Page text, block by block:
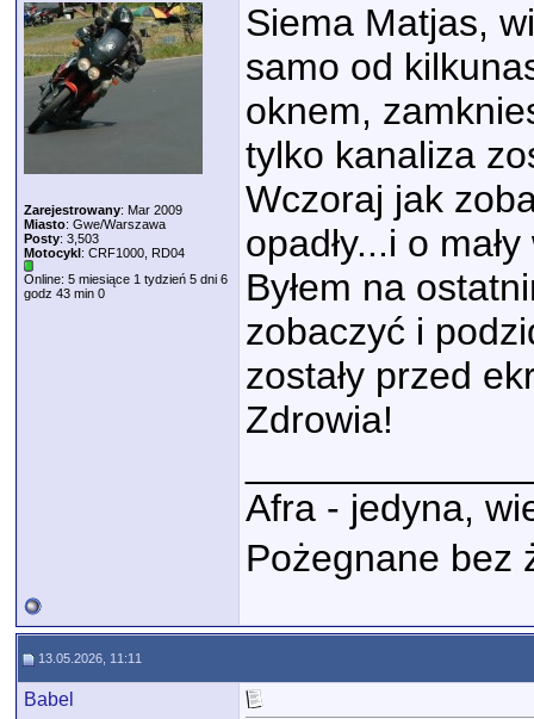
Zarejestrowany: Mar 2009
Miasto: Gwe/Warszawa
Posty: 3,503
Motocykl: CRF1000, RD04
Online: 5 miesiące 1 tydzień 5 dni 6
godz 43 min 0
Siema Matjas,
samo od
oknem,
tylko kanaliza
Wczoraj jak
opadły...i o
Byłem na
zobaczyć i
zostały przed
Zdrowia!
Afra - jedyna,
Pożegnane bez
13.05.2026, 11:11
Babel